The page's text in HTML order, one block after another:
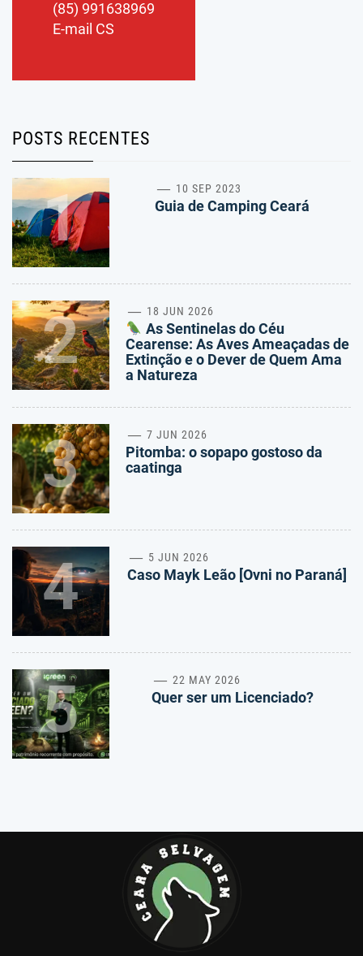
(85) 991638969
E-mail CS
POSTS RECENTES
1 10 SEP 2023
Guia de Camping Ceará
2 18 JUN 2026
As Sentinelas do Céu
Cearense: As Aves Ameaçadas de
Extinção e o Dever de Quem Ama
a Natureza
3 7 JUN 2026
Pitomba: o sopapo gostoso da
caatinga
4 5 JUN 2026
Caso Mayk Leão [Ovni no Paraná]
5 22 MAY 2026
Quer ser um Licenciado?